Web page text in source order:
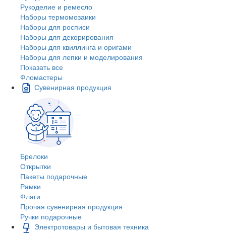
Рукоделие и ремесло
Наборы термомозаики
Наборы для росписи
Наборы для декорирования
Наборы для квиллинга и оригами
Наборы для лепки и моделирования
Показать все
Фломастеры
Сувенирная продукция
Брелоки
Открытки
Пакеты подарочные
Рамки
Флаги
Прочая сувенирная продукция
Ручки подарочные
Электротовары и бытовая техника